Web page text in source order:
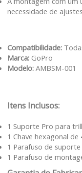
necessidade de ajustes
Compatibilidade:
Marca: GoPro
Modelo: AMBSM-001
Itens Inclusos:
1 Suporte Pro para
1 Chave hexagonal de
1 Parafuso de suporte
1 Parafuso de